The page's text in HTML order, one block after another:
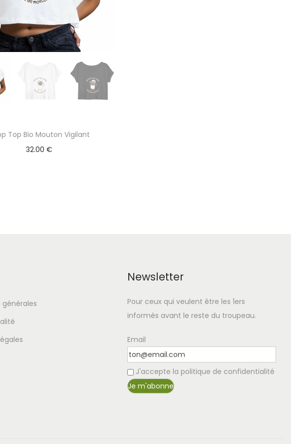
Top Bio Mouton Vigilant
32.00€
générales
Newsletter
Pour ceux qui veulent être les 1ers
informés avant le reste du troupeau.
Email
J'accepte la politique de confidentialité